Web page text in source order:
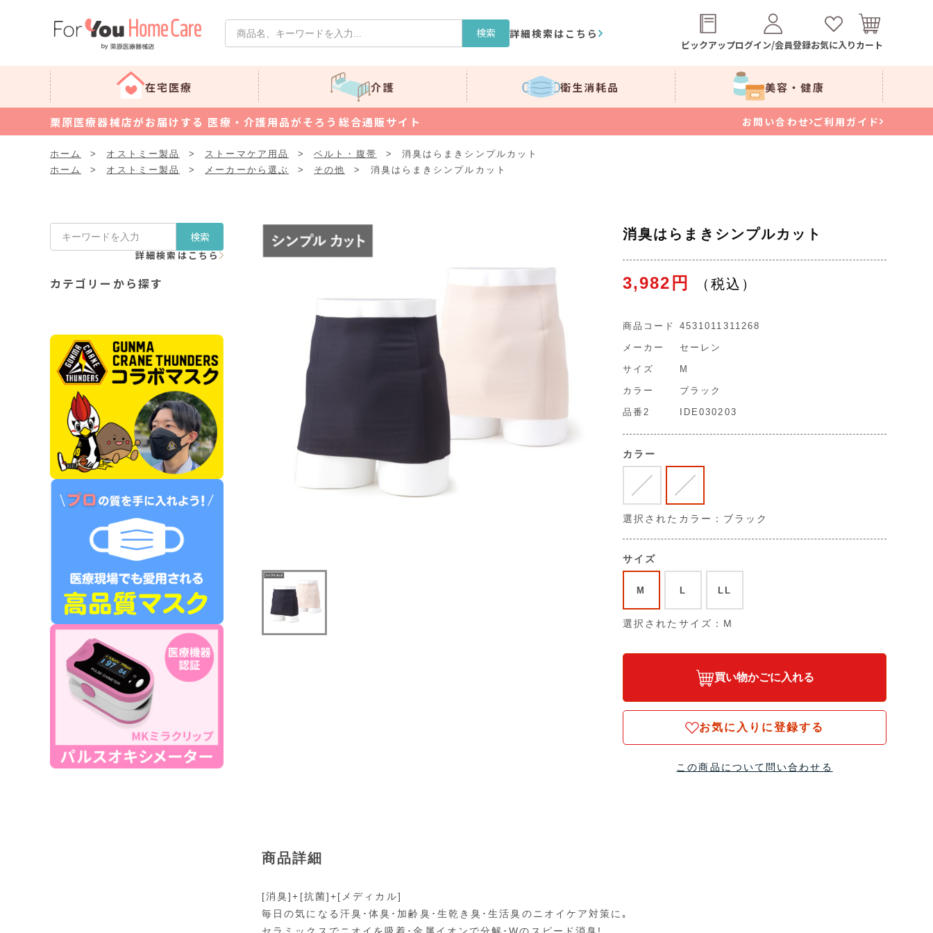
検索 詳細検索はこちら
ピックアップログイン/会員登録お気に入りカート
在宅医療 介護 衛生消耗品 美容・健康
栗原医療器械店がお届けする 医療・介護用品がそろう総合通販サイト お問い合わせ ご利用ガイド
ホーム > オストミー製品 > ストーマケア用品 > ベルト・腹帯 >
消臭はらまきシンプルカット
ホーム
> オストミー製品 > メーカーから選ぶ > その他 > 消臭はらまきシンプルカット
検索
詳細検索はこちら
カテゴリーから探す
消臭はらまきシンプルカット
3,982円
商品コード 4531011311268
メーカー セーレン
サイズ M
カラー ブラック
品番2 IDE030203
カラー
選択されたカラー：ブラック
サイズ
M L LL
選択されたサイズ：M
買い物かごに入れる
お気に入りに登録する
この商品について問い合わせる
商品詳細
[消臭]+[抗菌]+[メディカル]
毎日の気になる汗臭･体臭･加齢臭･生乾き臭･生活臭のニオイケア対策に｡